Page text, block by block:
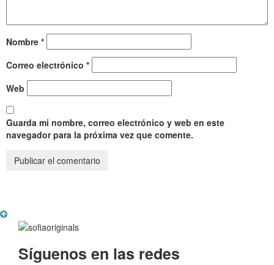
Nombre *
Correo electrónico *
Web
Guarda mi nombre, correo electrónico y web en este
navegador para la próxima vez que comente.
Síguenos en las redes